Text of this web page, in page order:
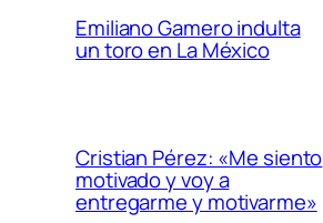
Emiliano Gamero indulta
un toro en La México
Cristian Pérez: «Me siento
motivado y voy a
entregarme y motivarme»